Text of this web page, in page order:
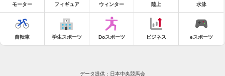
モーター フィギュア ウィンター 陸上 水泳
自転車 学生スポーツ Doスポーツ ビジネス eスポーツ
データ提供：日本中央競馬会